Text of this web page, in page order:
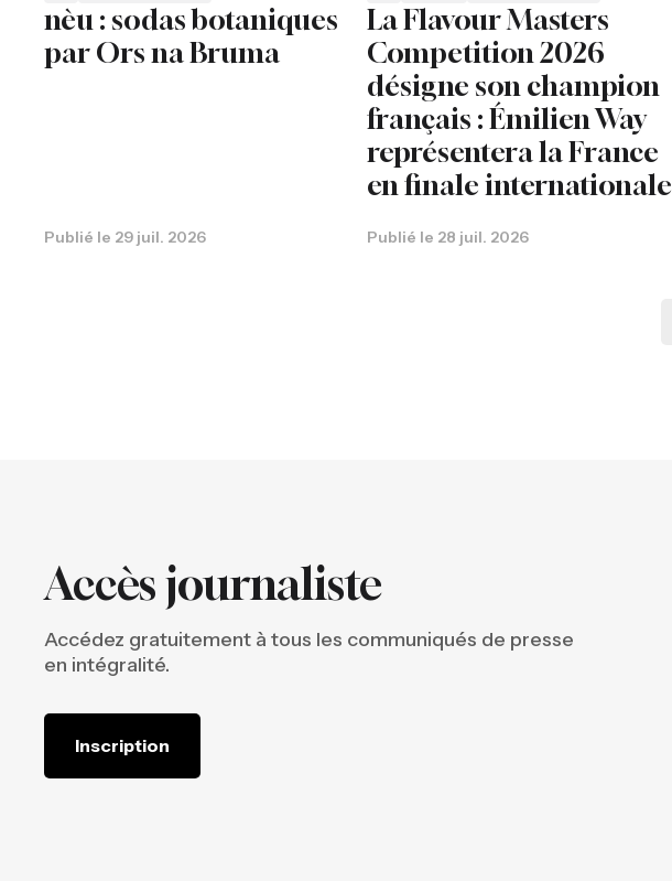
nèu : sodas botaniques
par Ors na Bruma
Publié le 29 juil. 2026
La Flavour Masters
Competition 2026
désigne son champion
français : Émilien Way
représentera la France
en finale internationale
Publié le 28 juil. 2026
Accès journaliste
Accédez gratuitement à tous les communiqués de presse
en intégralité.
Inscription